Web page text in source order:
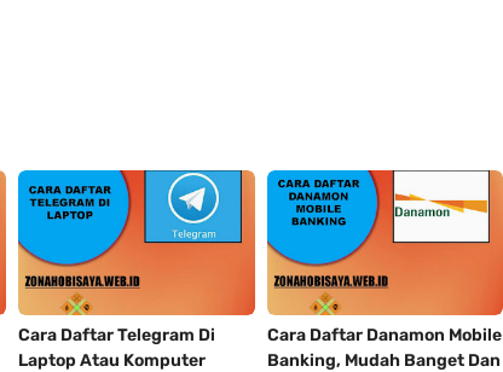
Cara Daftar Telegram Di
Laptop Atau Komputer
Cara Daftar Danamon Mobile
Banking, Mudah Banget Dan